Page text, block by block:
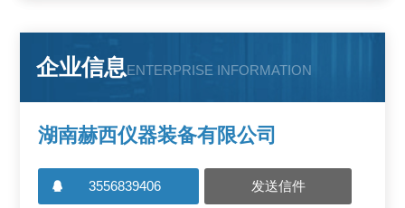
企业信息ENTERPRISE INFORMATION
湖南赫西仪器装备有限公司
3556839406 发送信件